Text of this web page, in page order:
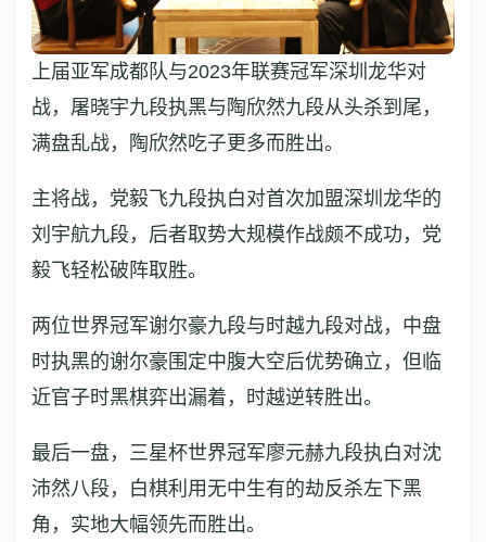
上届亚军成都队与2023年联赛冠军深圳龙华对
战，屠晓宇九段执黑与陶欣然九段从头杀到尾，
满盘乱战，陶欣然吃子更多而胜出。
主将战，党毅飞九段执白对首次加盟深圳龙华的
刘宇航九段，后者取势大规模作战颇不成功，党
毅飞轻松破阵取胜。
两位世界冠军谢尔豪九段与时越九段对战，中盘
时执黑的谢尔豪围定中腹大空后优势确立，但临
近官子时黑棋弈出漏着，时越逆转胜出。
最后一盘，三星杯世界冠军廖元赫九段执白对沈
沛然八段，白棋利用无中生有的劫反杀左下黑
角，实地大幅领先而胜出。